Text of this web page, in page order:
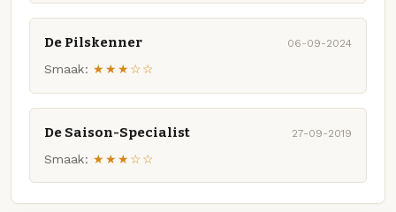
De Pilskenner 06-09-2024
Smaak: ★★★☆☆
De Saison-Specialist 27-09-2019
Smaak: ★★★☆☆